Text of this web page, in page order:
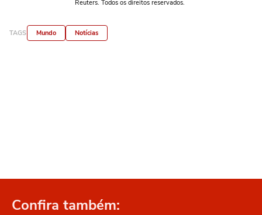
Reuters. Todos os direitos reservados.
TAGS Mundo Notícias
Confira também: